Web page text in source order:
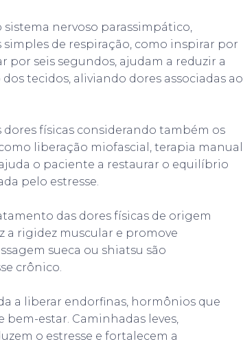
nervoso parassimpático,
de respiração, como inspirar por
por seis segundos, ajudam a reduzir a
tecidos, aliviando dores associadas ao
físicas considerando também os
liberação miofascial, terapia manual
o paciente a restaurar o equilíbrio
pelo estresse.
das dores físicas de origem
a rigidez muscular e promove
sueca ou shiatsu são
crônico.
a liberar endorfinas, hormônios que
estar. Caminhadas leves,
o estresse e fortalecem a